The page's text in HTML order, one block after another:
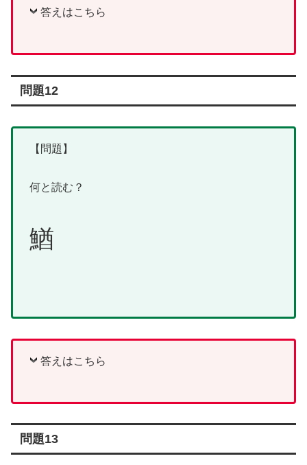
答えはこちら
問題12
【問題】
何と読む？
鰌
答えはこちら
問題13